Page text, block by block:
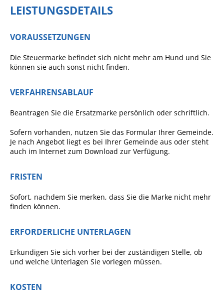
Kommunale
Wärmeplanung
Infokalender
Zahlen & Fakten
Angebote für Geflüchtete
RATHAUS
Online-Bürgerportal
LEISTUNGSDETAILS
VORAUSSETZUNGEN
Die Steuermarke befindet sich nicht mehr am Hund und Sie
können sie auch sonst nicht finden.
VERFAHRENSABLAUF
Beantragen Sie die Ersatzmarke persönlich oder schriftlich.
Sofern vorhanden, nutzen Sie das Formular Ihrer Gemeinde.
Je nach Angebot liegt es bei Ihrer Gemeinde aus oder steht
auch im Internet zum Download zur Verfügung.
FRISTEN
Sofort, nachdem Sie merken, dass Sie die Marke nicht mehr
finden können.
ERFORDERLICHE UNTERLAGEN
Erkundigen Sie sich vorher bei der zuständigen Stelle, ob
und welche Unterlagen Sie vorlegen müssen.
KOSTEN